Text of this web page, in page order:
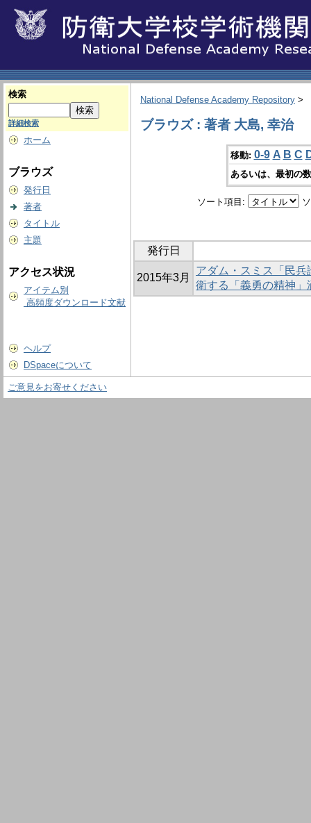
検索
詳細検索
ホーム
ブラウズ
発行日
著者
タイトル
主題
アクセス状況
アイテム別
高頻度ダウンロード文献
ヘルプ
DSpaceについて
National Defense Academy Repository >
ブラウズ : 著者 大島, 幸治
移動: 0-9 A B C
あるいは、最初の
ソート項目:
発行日
2015年3月
アダム・スミス「民
衛する「義勇の精神
ご意見をお寄せください